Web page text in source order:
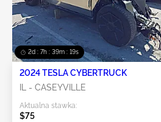
2d : 7h : 39m : 19s
2024 TESLA CYBERTRUCK
IL - CASEYVILLE
Aktualna stawka:
$75